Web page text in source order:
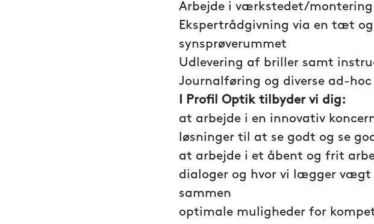
Arbejde i værkstedet/
Ekspertrådgivning via en tæt
synsprøverummet
Udlevering af briller samt
Journalføring og diverse ad-hoc
I Profil Optik tilbyder vi dig:
at arbejde i en innovativ
løsninger til at se godt og se
at arbejde i et åbent og frit
dialoger og hvor vi lægger
sammen
optimale muligheder for